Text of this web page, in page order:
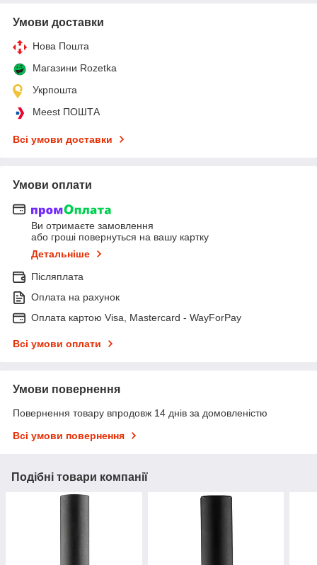
Умови доставки
Нова Пошта
Магазини Rozetka
Укрпошта
Meest ПОШТА
Всі умови доставки
Умови оплати
Ви отримаєте замовлення
або гроші повернуться на вашу картку
Детальніше
Післяплата
Оплата на рахунок
Оплата картою Visa, Mastercard - WayForPay
Всі умови оплати
Умови повернення
Повернення товару впродовж 14 днів за домовленістю
Всі умови повернення
Подібні товари компанії